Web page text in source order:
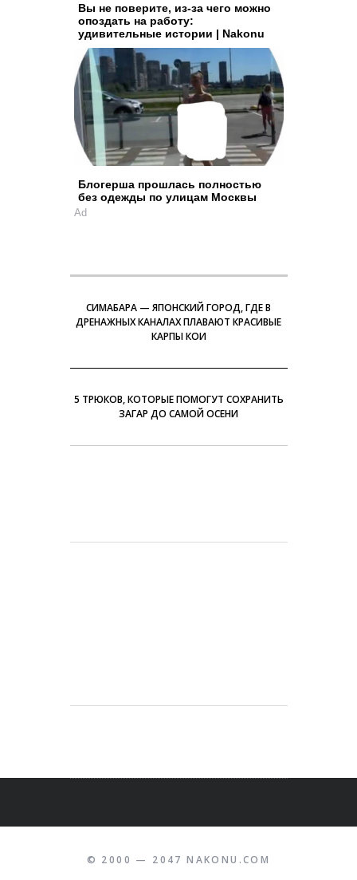
Вы не поверите, из-за чего можно
опоздать на работу:
удивительные истории | Nakonu
Блогерша прошлась полностью
без одежды по улицам Москвы
Ad
СИМАБАРА — ЯПОНСКИЙ ГОРОД, ГДЕ В
ДРЕНАЖНЫХ КАНАЛАХ ПЛАВАЮТ КРАСИВЫЕ
КАРПЫ КОИ
5 ТРЮКОВ, КОТОРЫЕ ПОМОГУТ СОХРАНИТЬ
ЗАГАР ДО САМОЙ ОСЕНИ
© 2000 — 2047 NAKONU.COM